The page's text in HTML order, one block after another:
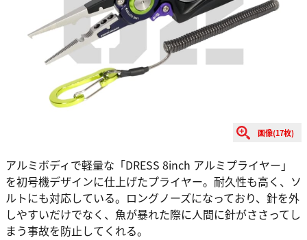
画像(17枚)
アルミボディで軽量な「DRESS 8inch アルミプライヤー」
を初号機デザインに仕上げたプライヤー。耐久性も高く、ソ
ルトにも対応している。ロングノーズになっており、針を外
しやすいだけでなく、魚が暴れた際に人間に針がささってし
まう事故を防止してくれる。